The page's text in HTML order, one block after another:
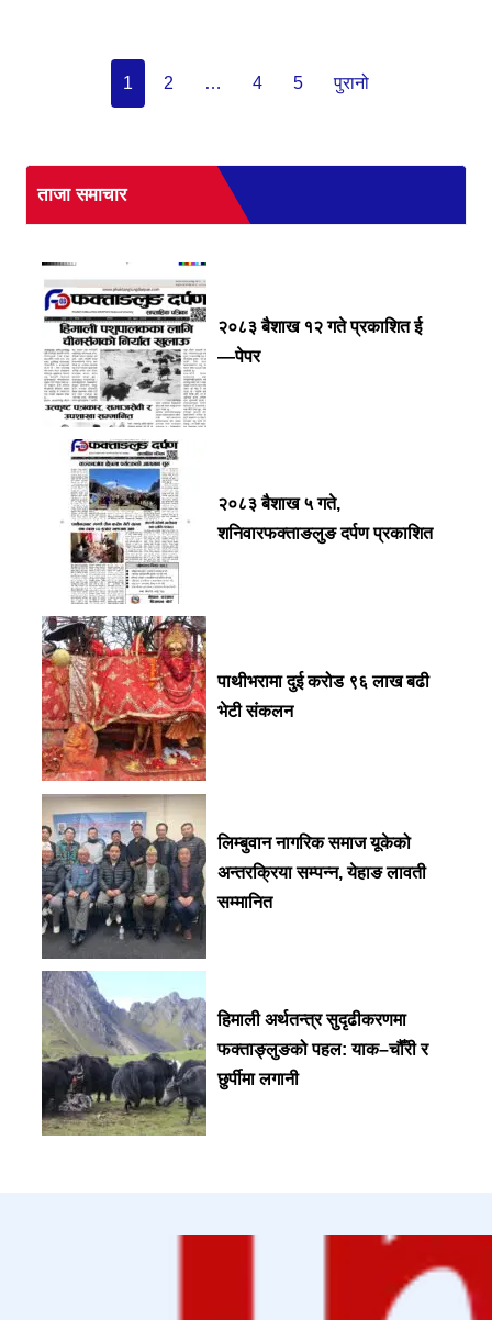
1 2 … 4 5 पुरानो
ताजा समाचार
२०८३ बैशाख १२ गते प्रकाशित ई
—पेपर
२०८३ बैशाख ५ गते,
शनिवारफक्ताङलुङ दर्पण प्रकाशित
पाथीभरामा दुई करोड ९६ लाख बढी
भेटी संकलन
लिम्बुवान नागरिक समाज यूकेको
अन्तरक्रिया सम्पन्न, येहाङ लावती
सम्मानित
हिमाली अर्थतन्त्र सुदृढीकरणमा
फक्ताङ्लुङको पहल: याक–चौँरी र
छुर्पीमा लगानी